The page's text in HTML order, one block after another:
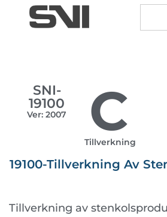
SNI-
19100
Ver: 2007 C
Tillverkning
19100-Tillverkning Av
Tillverkning av